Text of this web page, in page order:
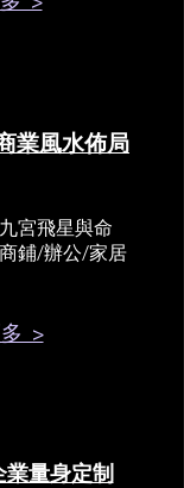
業風水佈局
宮飛星與命
鋪/辦公/家居
>
業量身定制